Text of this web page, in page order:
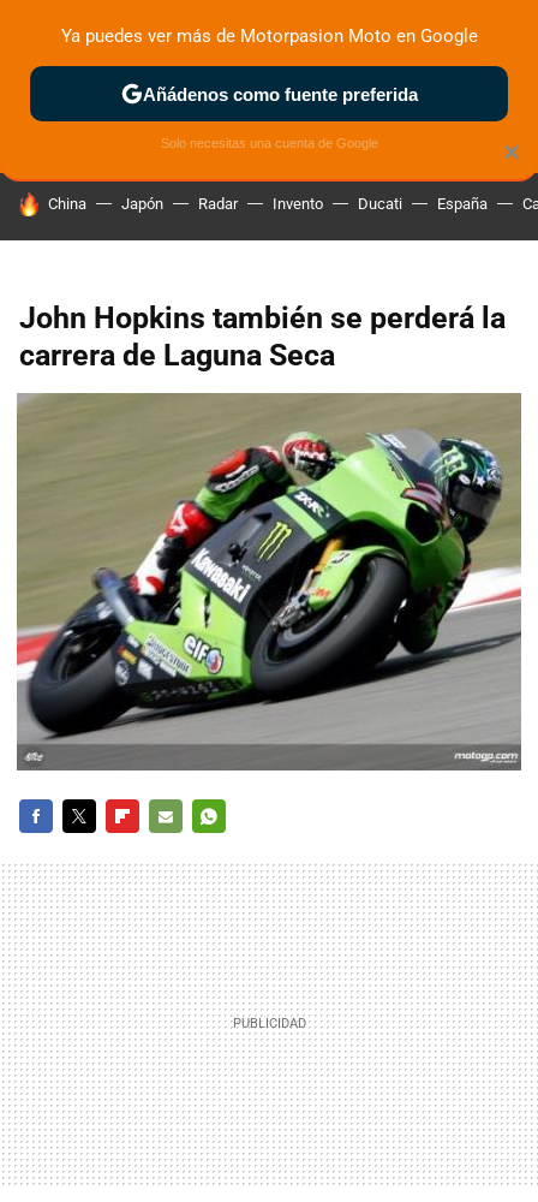
ZONA DE PRUEBAS DEPORTIVAS MOTOS ELÉCTRICAS
HOY SE HABLA DE
China Japón Radar Invento Ducati España
John Hopkins también se perderá la
carrera de Laguna Seca
MAIL
×
Ya puedes ver más de Motorpasion Moto en Google
Añádenos como fuente preferida
Solo necesitas una cuenta de Google